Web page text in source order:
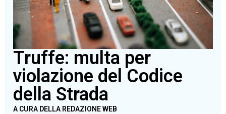
Truffe: multa per
violazione del Codice
della Strada
A CURA DELLA REDAZIONE WEB